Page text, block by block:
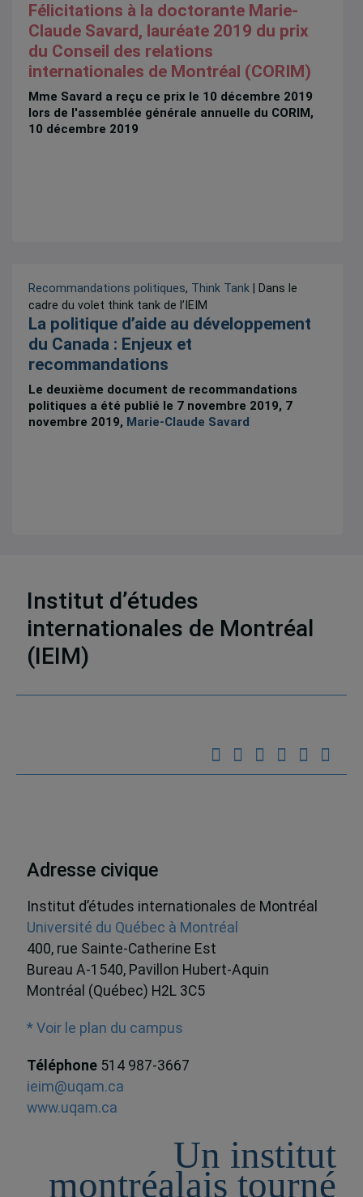
Félicitations à la doctorante Marie-
Claude Savard, lauréate 2019 du prix
du Conseil des relations
internationales de Montréal (CORIM)
Mme Savard a reçu ce prix le 10 décembre 2019
lors de l'assemblée générale annuelle du CORIM,
10 décembre 2019
Recommandations politiques, Think Tank | Dans le
cadre du volet think tank de l’IEIM
La politique d’aide au développement
du Canada : Enjeux et
recommandations
Le deuxième document de recommandations
politiques a été publié le 7 novembre 2019, 7
novembre 2019, Marie-Claude Savard
23 résultats
Institut d’études
internationales de Montréal
(IEIM)
Adresse civique
Institut d’études internationales de Montréal
Université du Québec à Montréal
400, rue Sainte-Catherine Est
Bureau A-1540, Pavillon Hubert-Aquin
Montréal (Québec) H2L 3C5
* Voir le plan du campus
Téléphone 514 987-3667
ieim@uqam.ca
www.uqam.ca
Un institut
montréalais tourné